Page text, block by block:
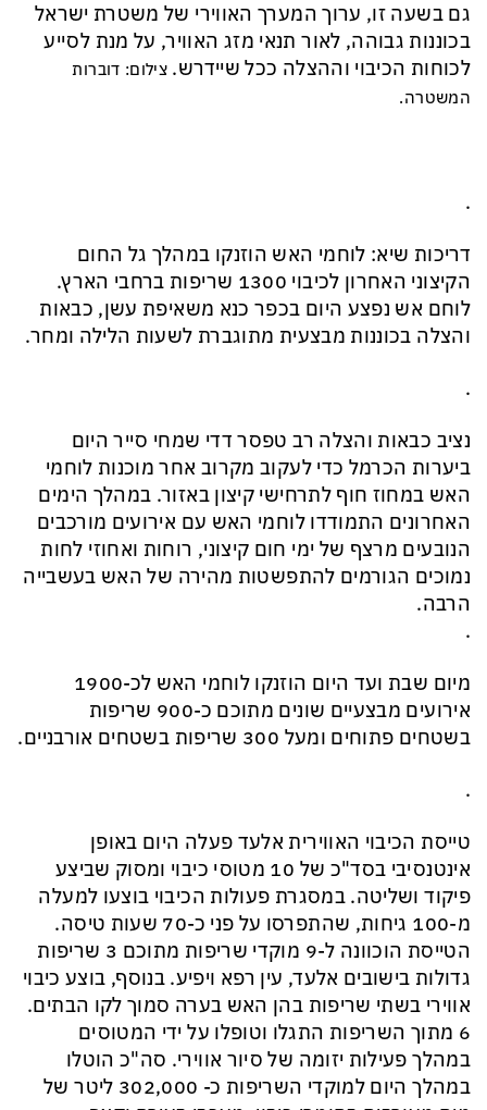
גם בשעה זו, ערוך המערך האווירי של משטרת ישראל
בכוננות גבוהה, לאור תנאי מזג האוויר, על מנת לסייע
לכוחות הכיבוי וההצלה ככל שיידרש. צילום: דוברות
המשטרה.
.
דריכות שיא: לוחמי האש הוזנקו במהלך גל החום
הקיצוני האחרון לכיבוי 1300 שריפות ברחבי הארץ.
לוחם אש נפצע היום בכפר כנא משאיפת עשן, כבאות
והצלה בכוננות מבצעית מתוגברת לשעות הלילה ומחר.
.
נציב כבאות והצלה רב טפסר דדי שמחי סייר היום
ביערות הכרמל כדי לעקוב מקרוב אחר מוכנות לוחמי
האש במחוז חוף לתרחישי קיצון באזור. במהלך הימים
האחרונים התמודדו לוחמי האש עם אירועים מורכבים
הנובעים מרצף של ימי חום קיצוני, רוחות ואחוזי לחות
נמוכים הגורמים להתפשטות מהירה של האש בעשבייה
הרבה.
.
מיום שבת ועד היום הוזנקו לוחמי האש לכ-1900
אירועים מבצעיים שונים מתוכם כ-900 שריפות
בשטחים פתוחים ומעל 300 שריפות בשטחים אורבניים.
.
טייסת הכיבוי האווירית אלעד פעלה היום באופן
אינטנסיבי בסד"כ של 10 מטוסי כיבוי ומסוק שביצע
פיקוד ושליטה. במסגרת פעולות הכיבוי בוצעו למעלה
מ-100 גיחות, שהתפרסו על פני כ-70 שעות טיסה.
הטייסת הוכוונה ל-9 מוקדי שריפות מתוכם 3 שריפות
גדולות בישובים אלעד, עין רפא ויפיע. בנוסף, בוצע כיבוי
אווירי בשתי שריפות בהן האש בערה סמוך לקו הבתים.
6 מתוך השריפות התגלו וטופלו על ידי המטוסים
במהלך פעילות יזומה של סיור אווירי. סה"כ הוטלו
במהלך היום למוקדי השריפות כ- 302,000 ליטר של